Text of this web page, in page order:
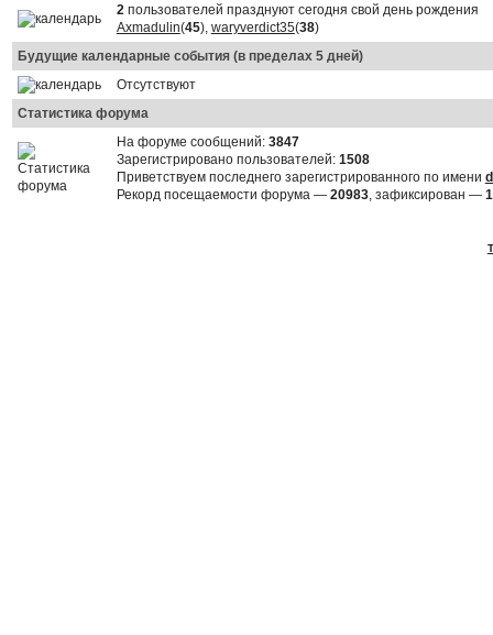
2пользователей празднуют сегодня свой день рождения
Axmadulin(45), waryverdict35(38)
Будущие календарные события (в пределах 5 дней)
Отсутствуют
Статистика форума
На форуме сообщений: 3847
Зарегистрировано пользователей: 1508
Приветствуем последнего зарегистрированного по имени
Рекорд посещаемости форума — 20983, зафиксирован —